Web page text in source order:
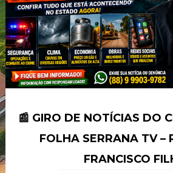
📰 GIRO DE NOTÍCIAS DO
FOLHA SERRANA TV –
FRANCISCO